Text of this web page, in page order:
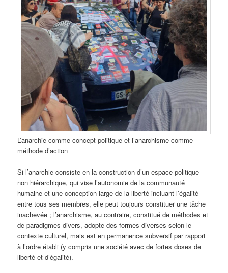
L’anarchie comme concept politique et l’anarchisme comme
méthode d’action
Si l’anarchie consiste en la construction d’un espace politique
non hiérarchique, qui vise l’autonomie de la communauté
humaine et une conception large de la liberté incluant l’égalité
entre tous ses membres, elle peut toujours constituer une tâche
inachevée ; l’anarchisme, au contraire, constitué de méthodes et
de paradigmes divers, adopte des formes diverses selon le
contexte culturel, mais est en permanence subversif par rapport
à l’ordre établi (y compris une société avec de fortes doses de
liberté et d’égalité).